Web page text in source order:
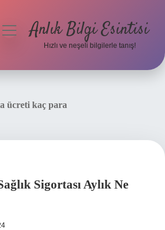
menüyüAnlık Bilgi Esintisi
Hızlı ve neşeli bilgilerle tanış!
ücreti kaç para
Sigortası Aylık Ne